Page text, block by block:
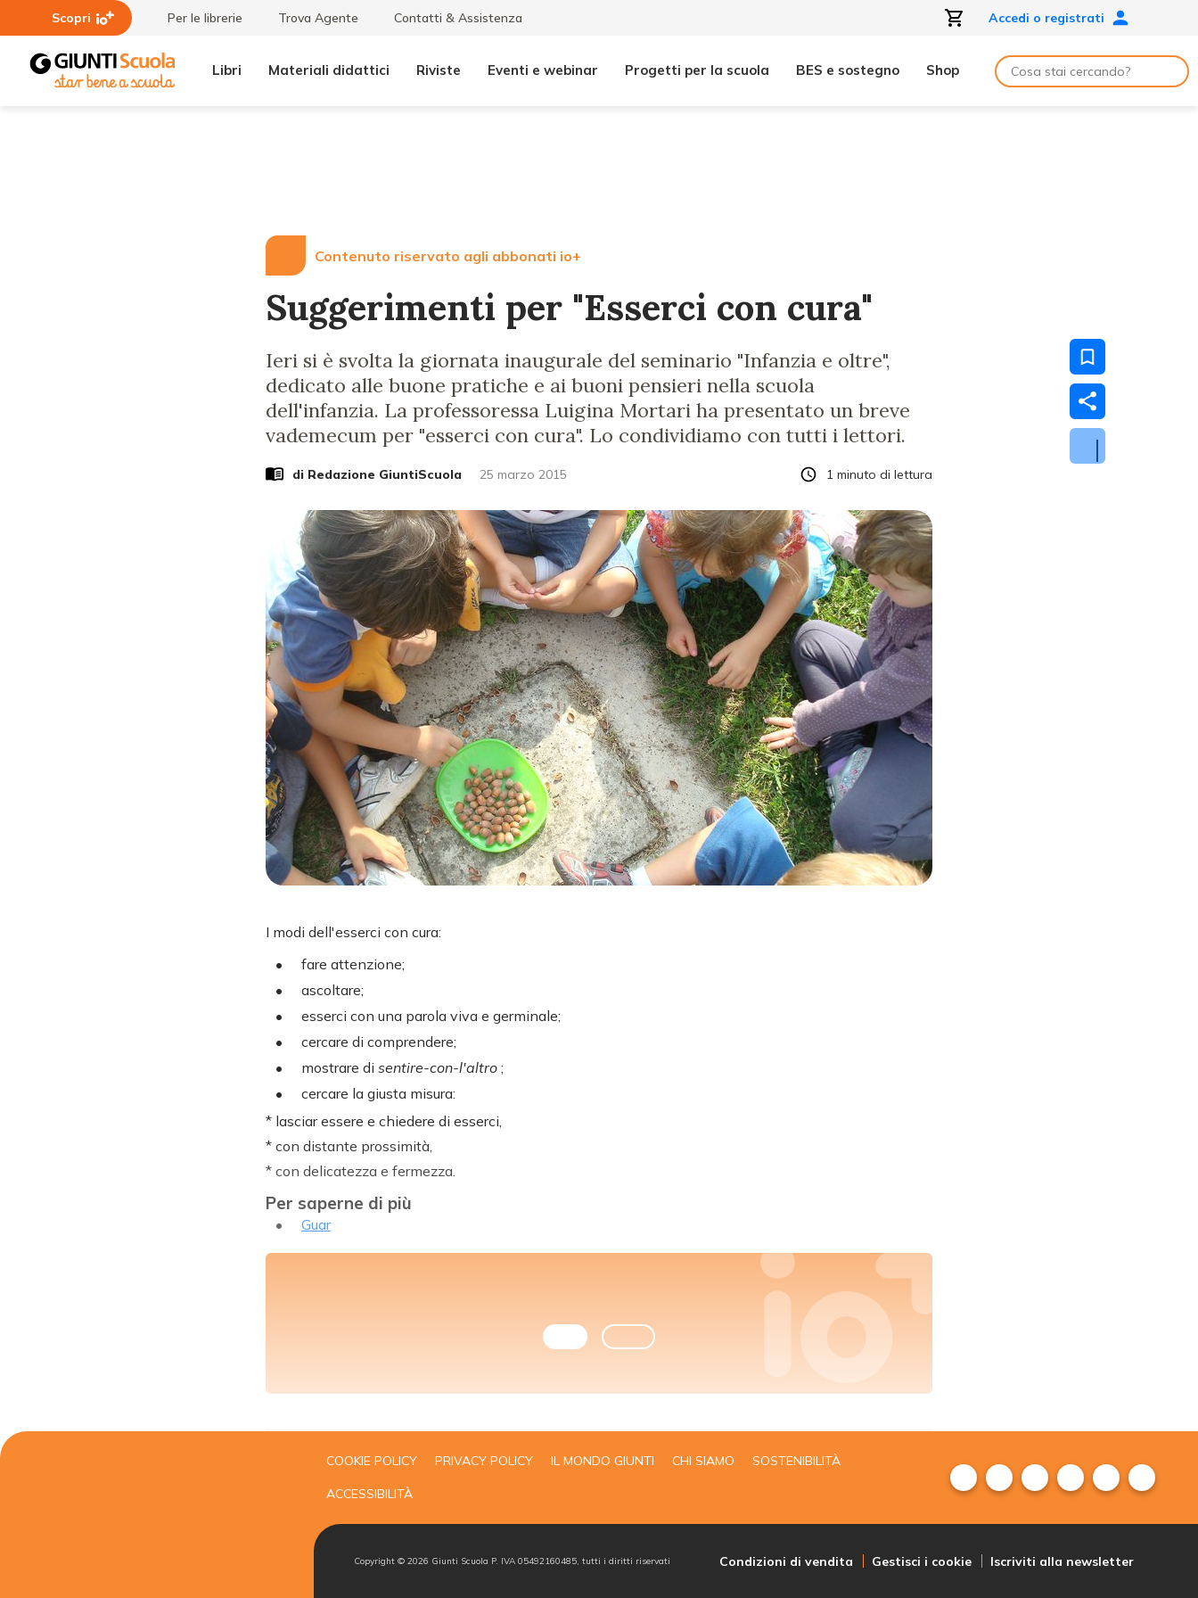
Scopri Per le librerie Trova Agente Contatti & Assistenza Accedi o registrati
Libri Materiali didattici Riviste Eventi e webinar Progetti per la scuola BES e sostegno Shop
Contenuto riservato agli abbonati io+
Suggerimenti per "Esserci con cura"
Ieri si è svolta la giornata inaugurale del seminario "Infanzia e oltre",
dedicato alle buone pratiche e ai buoni pensieri nella scuola
dell'infanzia. La professoressa Luigina Mortari ha presentato un breve
vademecum per "esserci con cura". Lo condividiamo con tutti i lettori.
di Redazione GiuntiScuola 25 marzo 2015 1 minuto di lettura
I modi dell'esserci con cura:
fare attenzione;
ascoltare;
esserci con una parola viva e germinale;
cercare di comprendere;
mostrare di sentire-con-l'altro ;
cercare la giusta misura:
* lasciar essere e chiedere di esserci,
* con distante prossimità,
* con delicatezza e fermezza.
Per saperne di più
Guar
COOKIE POLICY PRIVACY POLICY IL MONDO GIUNTI CHI SIAMO SOSTENIBILITÀ
ACCESSIBILITÀ
Copyright © 2026 Giunti Scuola P. IVA 05492160485, tutti i diritti riservati Condizioni di vendita Gestisci i cookie Iscriviti alla newsletter